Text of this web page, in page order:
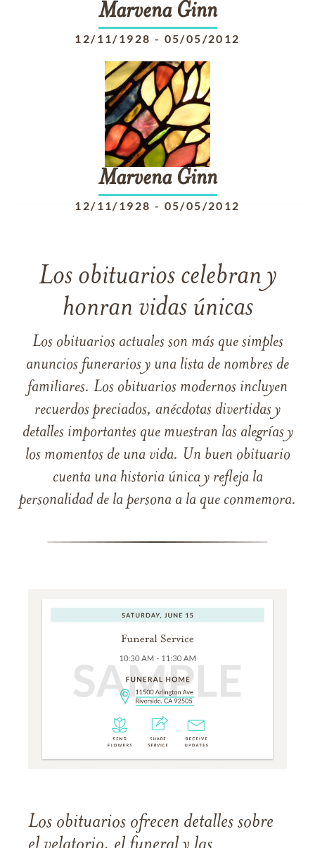
Marvena Ginn
12/11/1928 - 05/05/2012
Marvena Ginn
12/11/1928 - 05/05/2012
Los obituarios celebran y
honran vidas únicas
Los obituarios actuales son más que simples
anuncios funerarios y una lista de nombres de
familiares. Los obituarios modernos incluyen
recuerdos preciados, anécdotas divertidas y
detalles importantes que muestran las alegrías y
los momentos de una vida. Un buen obituario
cuenta una historia única y refleja la
personalidad de la persona a la que conmemora.
Los obituarios ofrecen detalles sobre